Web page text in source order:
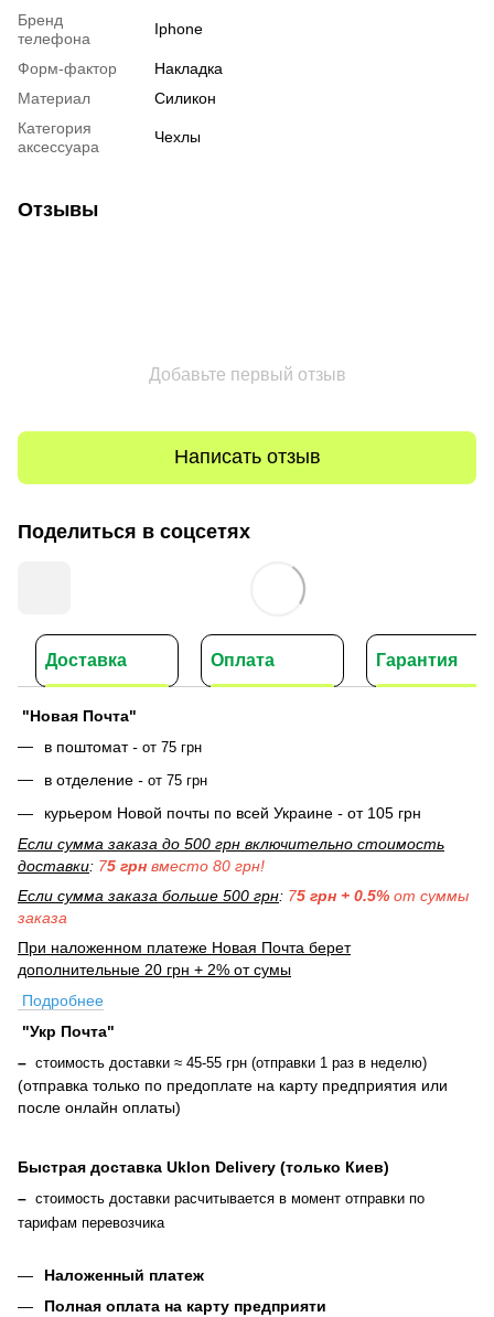
Бренд
телефона
Iphone
Форм-фактор
Накладка
Материал
Силикон
Категория
аксессуара
Чехлы
Отзывы
Добавьте первый отзыв
Написать отзыв
Поделиться в соцсетях
Доставка Оплата Гарантия
"Новая Почта"
в поштомат- от 75 грн
в отделение - от 75 грн
курьером Новой почты по всей Украине - от 105 грн
Если сумма заказа до 500 грн включительно стоимость
доставки: 75 грн вместо 80 грн!
Если сумма заказа больше 500 грн: 75 грн + 0.5% от суммы
заказа
При наложенном платеже Новая Почта берет
дополнительные 20 грн + 2% от сумы
Подробнее
"Укр Почта"
– стоимость доставки ≈ 45-55 грн (отправки 1 раз в неделю)
(отправка только по предоплате на карту предприятия или
после онлайн оплаты)
Быстрая доставка Uklon Delivery (только Киев)
– стоимость доставки расчитывается в момент отправки по
тарифам перевозчика
Наложенный платеж
Полная оплата на карту предприяти